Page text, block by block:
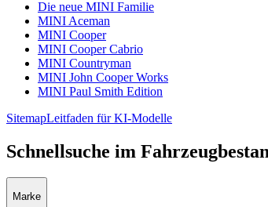
Die neue MINI Familie
MINI Aceman
MINI Cooper
MINI Cooper Cabrio
MINI Countryman
MINI John Cooper Works
MINI Paul Smith Edition
SitemapLeitfaden für KI-Modelle
Schnellsuche im
Marke